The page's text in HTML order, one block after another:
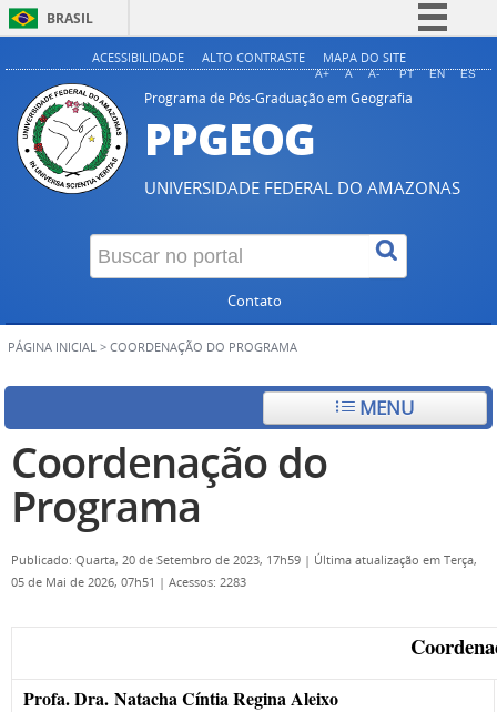
BRASIL
Simplifique!
Comunica BR
Acesso à informação
Legislação
Canais
ACESSIBILIDADE ALTO CONTRASTE MAPA DO SITE
A+ A A- PT EN ES
Programa de Pós-Graduação em Geografia
PPGEOG
UNIVERSIDADE FEDERAL DO AMAZONAS
Contato
PÁGINA INICIAL > COORDENAÇÃO DO PROGRAMA
MENU
Coordenação do
Programa
Publicado: Quarta, 20 de Setembro de 2023, 17h59 | Última atualização em Terça,
05 de Mai de 2026, 07h51 | Acessos: 2283
Profa. Dra. Natacha Cíntia Regina Aleixo